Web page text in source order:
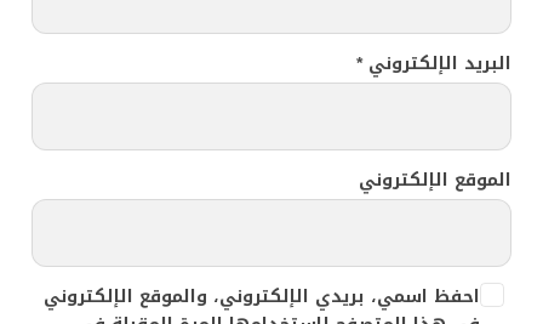
البريد الإلكتروني*
الموقع الإلكتروني
احفظ اسمي، بريدي الإلكتروني، والموقع الإلكتروني